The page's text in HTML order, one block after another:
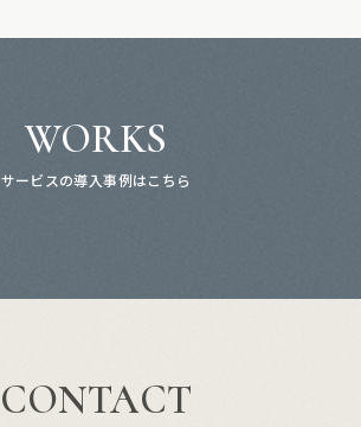
WORKS
サービスの導入事例はこちら
CONTACT